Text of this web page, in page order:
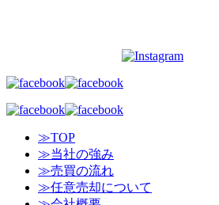
≫TOP
≫当社の強み
≫売買の流れ
≫任意売却について